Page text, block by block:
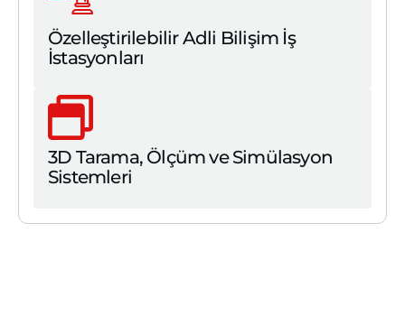
Özelleştirilebilir Adli Bilişim İş
İstasyonları
3D Tarama, Ölçüm ve Simülasyon
Sistemleri